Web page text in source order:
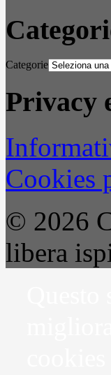
Categorie
Privacy
Cookies
© 2026
libera